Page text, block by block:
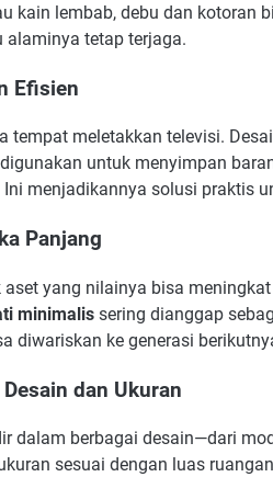
kain lembab, debu dan kotoran
alaminya tetap terjaga.
Efisien
tempat meletakkan televisi.
untuk menyimpan
menjadikannya solusi praktis
Panjang
yang nilainya bisa
minimalis sering dianggap
diwariskan ke generasi
dan Ukuran
dalam berbagai desain—dari
sesuai dengan luas